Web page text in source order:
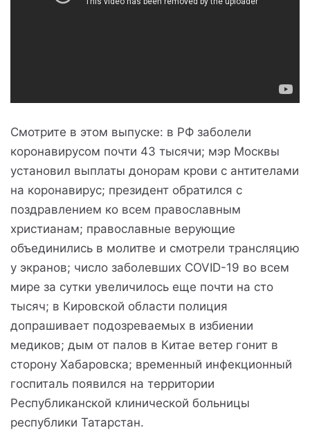
Смотрите в этом выпуске: в РФ заболели
коронавирусом почти 43 тысячи; мэр Москвы
установил выплаты донорам крови с антителами
на коронавирус; президент обратился с
поздравлением ко всем православным
христианам; православные верующие
объединились в молитве и смотрели трансляцию
у экранов; число заболевших COVID-19 во всем
мире за сутки увеличилось еще почти на сто
тысяч; в Кировской области полиция
допрашивает подозреваемых в избиении
медиков; дым от палов в Китае ветер гонит в
сторону Хабаровска; временный инфекционный
госпиталь появился на территории
Республиканской клинической больницы
республики Татарстан.